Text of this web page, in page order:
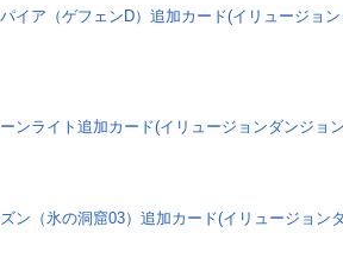
イア（ゲフェンD）追加カード(イリュージョ
ンライト追加カード(イリュージョンダンジョ
ン（氷の洞窟03）追加カード(イリュージョン